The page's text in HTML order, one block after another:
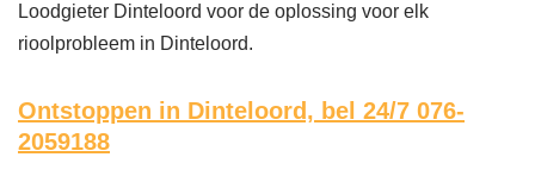
Loodgieter Dinteloord voor de oplossing voor elk
rioolprobleem in Dinteloord.
Ontstoppen in Dinteloord, bel 24/7 076-
2059188